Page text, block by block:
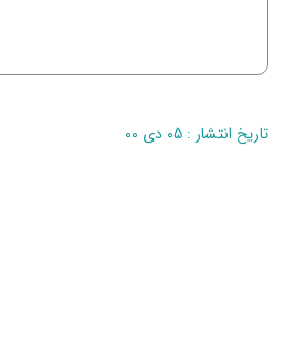
تاریخ انتشار : ۰۵ دی ۰۰